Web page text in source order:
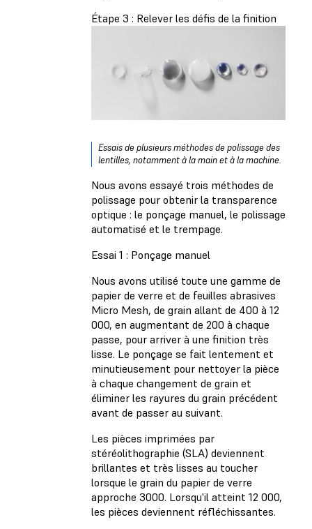
Étape 3 : Relever les défis de la finition
Essais de plusieurs méthodes de polissage des
lentilles, notamment à la main et à la machine.
Nous avons essayé trois méthodes de
polissage pour obtenir la transparence
optique : le ponçage manuel, le polissage
automatisé et le trempage.
Essai 1 : Ponçage manuel
Nous avons utilisé toute une gamme de
papier de verre et de feuilles abrasives
Micro Mesh, de grain allant de 400 à 12
000, en augmentant de 200 à chaque
passe, pour arriver à une finition très
lisse. Le ponçage se fait lentement et
minutieusement pour nettoyer la pièce
à chaque changement de grain et
éliminer les rayures du grain précédent
avant de passer au suivant.
Les pièces imprimées par
stéréolithographie (SLA) deviennent
brillantes et très lisses au toucher
lorsque le grain du papier de verre
approche 3000. Lorsqu'il atteint 12 000,
les pièces deviennent réfléchissantes.